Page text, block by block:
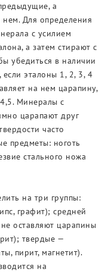
а
Для определения
с усилием
а затем стирают с
убедиться в наличии
если эталоны 1, 2, 3, 4
на нем царапину,
Минералы с
царапают друг
часто
предметы: ноготь
стального ножа
на три группы:
графит); средней
оставляют царапины
твердые —
пирит, магнетит).
на